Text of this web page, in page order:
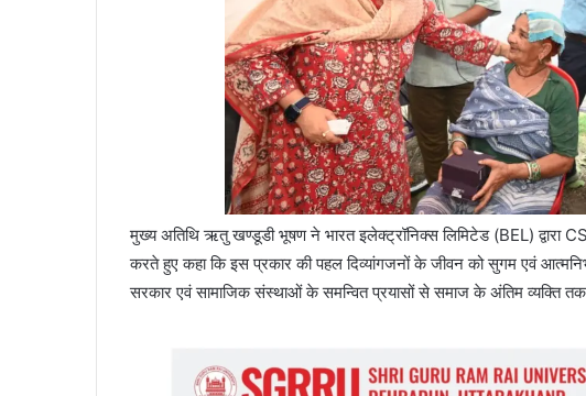
मुख्य अतिथि ऋतु खण्डूडी भूषण ने भारत इलेक्ट्रॉनिक्स लिमिटेड (BEL) द्वारा
करते हुए कहा कि इस प्रकार की पहल दिव्यांगजनों के जीवन को सुगम एवं
सरकार एवं सामाजिक संस्थाओं के समन्वित प्रयासों से समाज के अंतिम व्यक्ति तक